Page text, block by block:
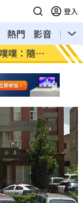
登入
熱門 影音
熱搜
率隊2連
龍藏
帳